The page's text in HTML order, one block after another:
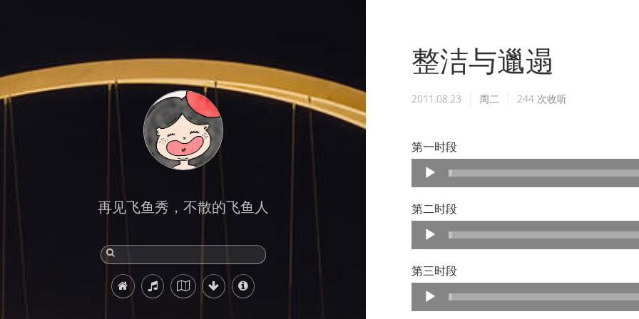
再见飞鱼秀，不散的飞鱼人
整洁与邋遢
2011.08.23 周二 244 次收听
第一时段
Audio
Player
第二时段
Audio
Player
第三时段
Audio
Player